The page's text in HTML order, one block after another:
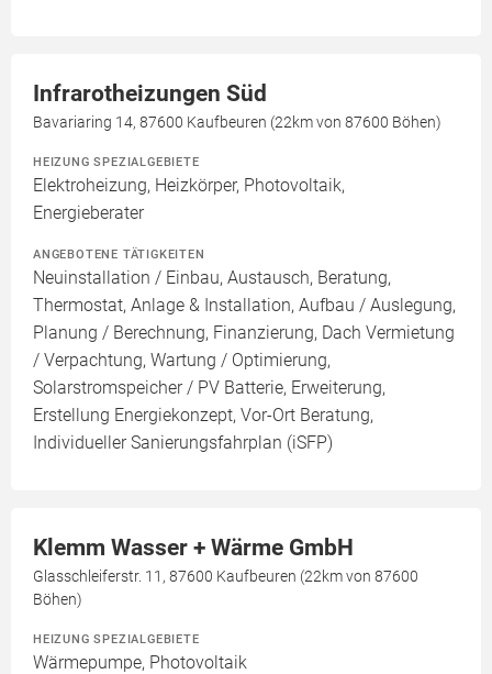
Infrarotheizungen Süd
Bavariaring 14, 87600 Kaufbeuren (22km von 87600 Böhen)
HEIZUNG SPEZIALGEBIETE
Elektroheizung, Heizkörper, Photovoltaik,
Energieberater
ANGEBOTENE TÄTIGKEITEN
Neuinstallation / Einbau, Austausch, Beratung,
Thermostat, Anlage & Installation, Aufbau / Auslegung,
Planung / Berechnung, Finanzierung, Dach Vermietung
/ Verpachtung, Wartung / Optimierung,
Solarstromspeicher / PV Batterie, Erweiterung,
Erstellung Energiekonzept, Vor-Ort Beratung,
Individueller Sanierungsfahrplan (iSFP)
Klemm Wasser + Wärme GmbH
Glasschleiferstr. 11, 87600 Kaufbeuren (22km von 87600
Böhen)
HEIZUNG SPEZIALGEBIETE
Wärmepumpe, Photovoltaik